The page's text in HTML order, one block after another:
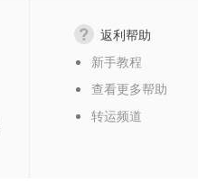
返利帮助
新手教程
查看更多帮助
转运频道